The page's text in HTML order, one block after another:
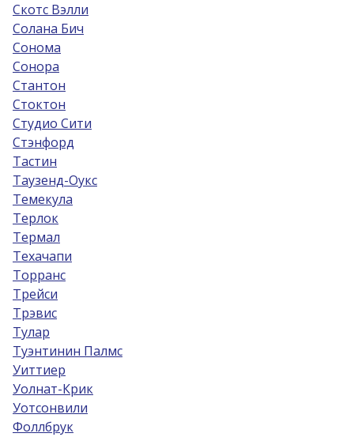
Скотс Вэлли
Солана Бич
Сонома
Сонора
Стантон
Стоктон
Студио Сити
Стэнфорд
Тастин
Таузенд-Оукс
Темекула
Терлок
Термал
Техачапи
Торранс
Трейси
Трэвис
Тулар
Туэнтинин Палмс
Уиттиер
Уолнат-Крик
Уотсонвили
Фоллбрук